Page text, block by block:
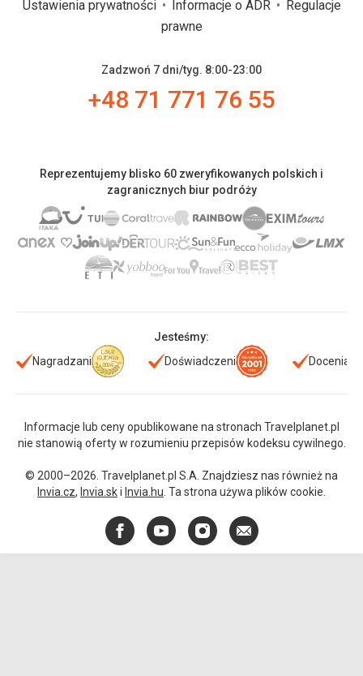
Ustawienia prywatności
Informacje o ADR
Regulacje
prawne
Zadzwoń 7 dni/tyg. 8:00-23:00
+48 71 771 76 55
Reprezentujemy blisko 60 zweryfikowanych polskich i
zagranicznych biur podróży
Jesteśmy:
Nagradzani
Doświadczeni Doceniani
Informacje lub ceny opublikowane na stronach Travelplanet.pl
nie stanowią oferty w rozumieniu przepisów kodeksu cywilnego.
© 2000–2026. Travelplanet.pl S.A. Znajdziesz nas również na
Invia.cz, Invia.ski Invia.hu . Ta strona używa plików cookie.
FacebookYouTubeInstagram
E-
mail